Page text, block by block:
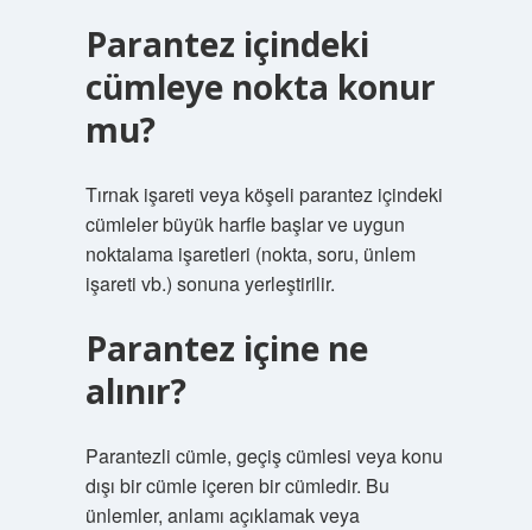
Parantez içindeki
cümleye nokta konur
mu?
Tırnak işareti veya köşeli parantez içindeki
cümleler büyük harfle başlar ve uygun
noktalama işaretleri (nokta, soru, ünlem
işareti vb.) sonuna yerleştirilir.
Parantez içine ne
alınır?
Parantezli cümle, geçiş cümlesi veya konu
dışı bir cümle içeren bir cümledir. Bu
ünlemler, anlamı açıklamak veya